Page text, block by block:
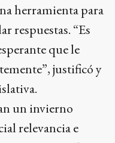
herramienta para
respuestas. “Es
que le
justificó y
un invierno
relevancia e